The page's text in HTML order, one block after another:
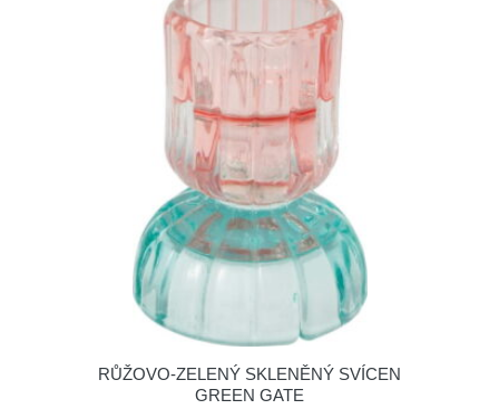
RŮŽOVO-ZELENÝ SKLENĚNÝ SVÍCEN
GREEN GATE